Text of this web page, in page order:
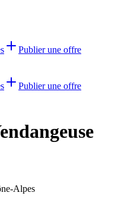
Publier une offre
Publier une offre
Alpes